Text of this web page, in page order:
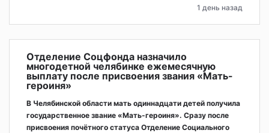
1 день назад
Отделение Соцфонда назначило
многодетной челябинке ежемесячную
выплату после присвоения звания «Мать-
героиня»
В Челябинской области мать одиннадцати детей получила
государственное звание «Мать-героиня». Сразу после
присвоения почётного статуса Отделение Социального